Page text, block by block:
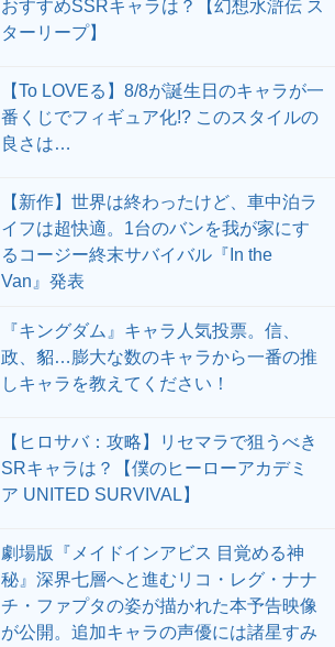
おすすめSSRキャラは？【幻想水滸伝 ス
ターリープ】
【To LOVEる】8/8が誕生日のキャラが一
番くじでフィギュア化!? このスタイルの
良さは…
【新作】世界は終わったけど、車中泊ラ
イフは超快適。1台のバンを我が家にす
るコージー終末サバイバル『In the
Van』発表
『キングダム』キャラ人気投票。信、
政、貂…膨大な数のキャラから一番の推
しキャラを教えてください！
【ヒロサバ：攻略】リセマラで狙うべき
SRキャラは？【僕のヒーローアカデミ
ア UNITED SURVIVAL】
劇場版『メイドインアビス 目覚める神
秘』深界七層へと進むリコ・レグ・ナナ
チ・ファプタの姿が描かれた本予告映像
が公開。追加キャラの声優には諸星すみ